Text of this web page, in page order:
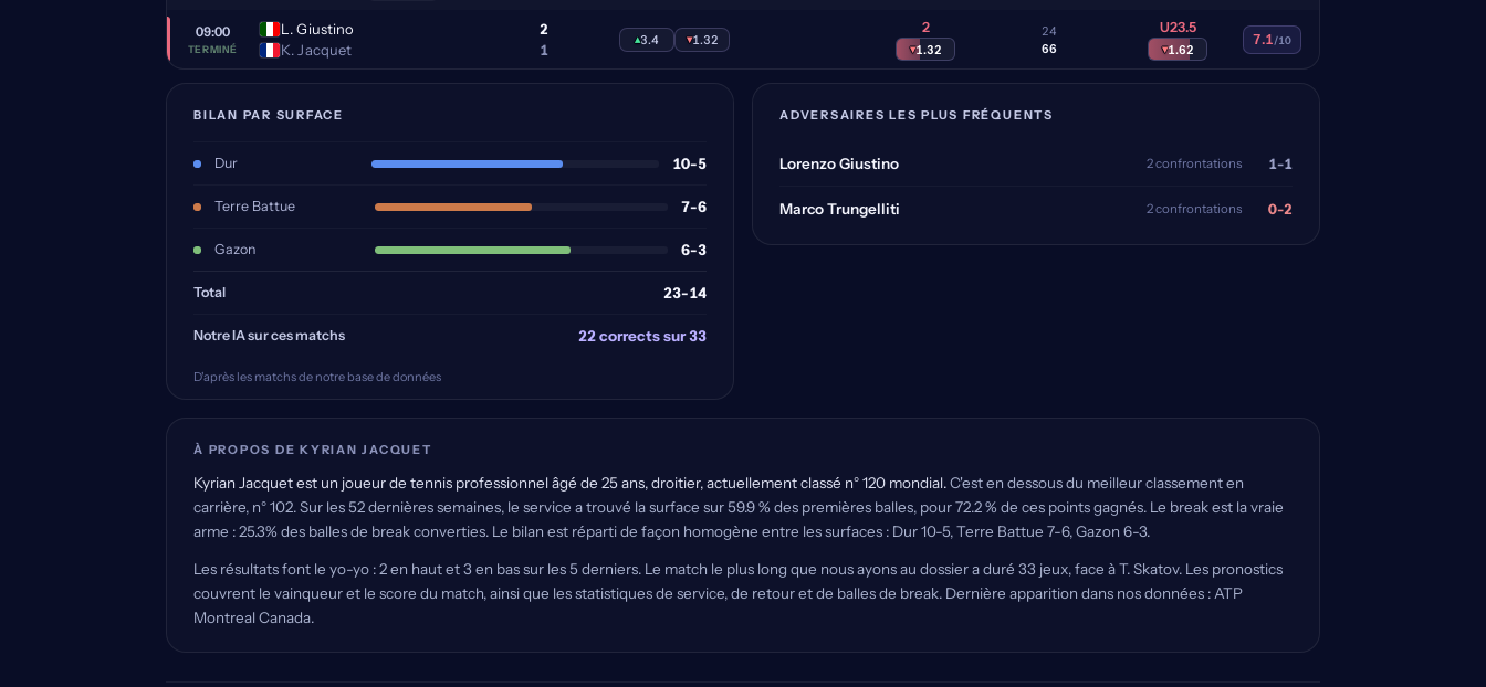
09:00
TERMINÉ
L. Giustino
K. Jacquet
2
1
▴3.4 ▾1.32
2
▾1.32
2
6
4
6
U23.5
▾1.62
7.1/10
BILAN PAR SURFACE
Dur 10-5
Terre Battue 7-6
Gazon 6-3
Total 23-14
Notre IA sur ces matchs 22 corrects sur 33
D'après les matchs de notre base de données
ADVERSAIRES LES PLUS FRÉQUENTS
Lorenzo Giustino 2 confrontations 1-1
Marco Trungelliti 2 confrontations 0-2
À PROPOS DE KYRIAN JACQUET
Kyrian Jacquet est un joueur de tennis professionnel âgé de 25 ans, droitier, actuellement classé n° 120 mondial.C'est en dessous du meilleur classement en
carrière, n° 102. Sur les 52 dernières semaines, le service a trouvé la surface sur 59.9 % des premières balles, pour 72.2 % de ces points gagnés. Le break est la vraie
arme : 25.3% des balles de break converties. Le bilan est réparti de façon homogène entre les surfaces : Dur 10-5, Terre Battue 7-6, Gazon 6-3.
Les résultats font le yo-yo : 2 en haut et 3 en bas sur les 5 derniers. Le match le plus long que nous ayons au dossier a duré 33 jeux, face à T. Skatov. Les pronostics
couvrent le vainqueur et le score du match, ainsi que les statistiques de service, de retour et de balles de break. Dernière apparition dans nos données : ATP
Montreal Canada.